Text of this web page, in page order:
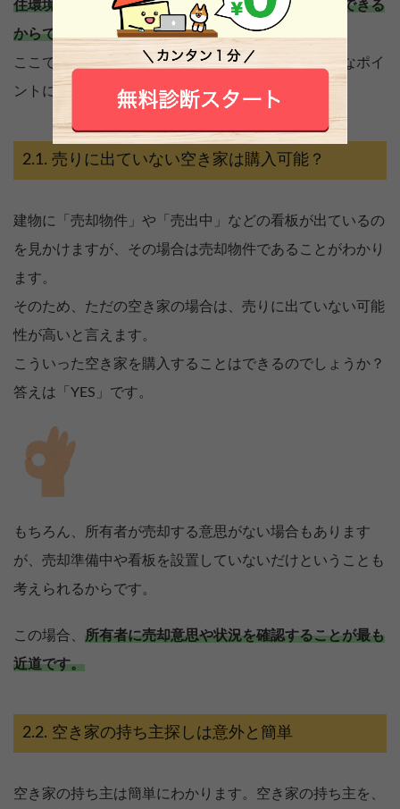
住環境や子供の学校が変わることなく、住み替えができる
からです。
ここでは、近所の空き家を買いたい場合のいろいろなポイ
ントについて説明します。
売りに出ていない空き家は購入可能？
建物に「売却物件」や「売出中」などの看板が出ているの
を見かけますが、その場合は売却物件であることがわかり
ます。
そのため、ただの空き家の場合は、売りに出ていない可能
性が高いと言えます。
こういった空き家を購入することはできるのでしょうか？
答えは「YES」です。
もちろん、所有者が売却する意思がない場合もあります
が、売却準備中や看板を設置していないだけということも
考えられるからです。
この場合、 所有者に売却意思や状況を確認することが最も
近道です。
空き家の持ち主探しは意外と簡単
空き家の持ち主は簡単にわかります。空き家の持ち主を、